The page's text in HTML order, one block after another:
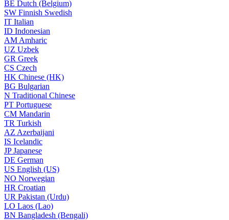
BE Dutch (Belgium)
SW Finnish Swedish
IT Italian
ID Indonesian
AM Amharic
UZ Uzbek
GR Greek
CS Czech
HK Chinese (HK)
BG Bulgarian
N Traditional Chinese
PT Portuguese
CM Mandarin
TR Turkish
AZ Azerbaijani
IS Icelandic
JPJapanese
DE German
US English (US)
NO Norwegian
HR Croatian
UR Pakistan (Urdu)
LO Laos (Lao)
BN Bangladesh (Bengali)